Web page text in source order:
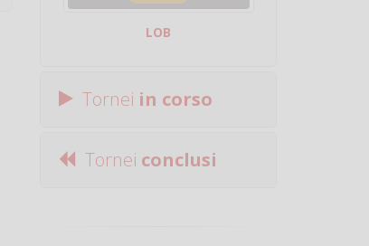
LOB
Tornei in corso
Tornei conclusi